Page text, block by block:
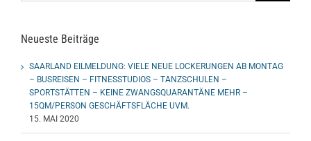
Neueste Beiträge
SAARLAND EILMELDUNG: VIELE NEUE LOCKERUNGEN AB MONTAG
– BUSREISEN – FITNESSTUDIOS – TANZSCHULEN –
SPORTSTÄTTEN – KEINE ZWANGSQUARANTÄNE MEHR –
15QM/PERSON GESCHÄFTSFLÄCHE UVM.
15. MAI 2020